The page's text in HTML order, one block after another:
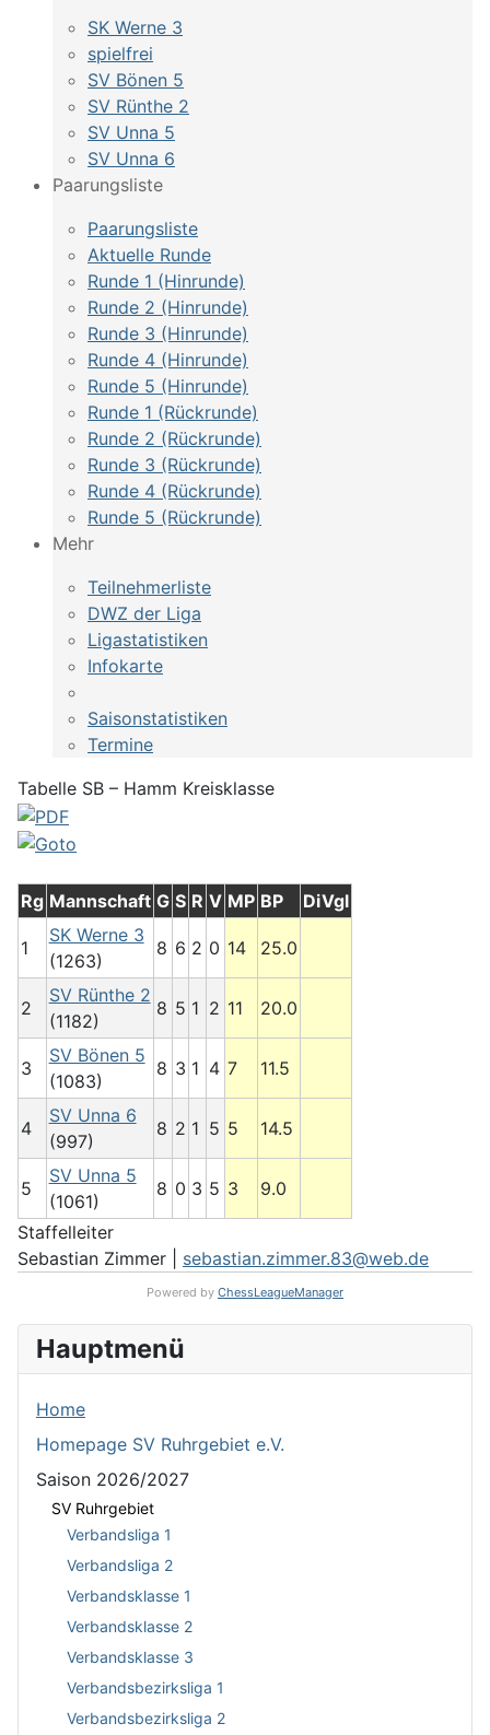
SK Werne 3
spielfrei
SV Bönen 5
SV Rünthe 2
SV Unna 5
SV Unna 6
Paarungsliste
Paarungsliste
Aktuelle Runde
Runde 1 (Hinrunde)
Runde 2 (Hinrunde)
Runde 3 (Hinrunde)
Runde 4 (Hinrunde)
Runde 5 (Hinrunde)
Runde 1 (Rückrunde)
Runde 2 (Rückrunde)
Runde 3 (Rückrunde)
Runde 4 (Rückrunde)
Runde 5 (Rückrunde)
Mehr
Teilnehmerliste
DWZ der Liga
Ligastatistiken
Infokarte
Saisonstatistiken
Termine
Tabelle SB – Hamm Kreisklasse
Rg Mannschaft G S R V MP BP DiVgl
1
SK Werne 3
(1263)
8 6 2 0 14 25.0
2
SV Rünthe 2
(1182)
8 5 1 2 11 20.0
3
SV Bönen 5
(1083)
8 3 1 4 7 11.5
4
SV Unna 6
(997)
8 2 1 5 5 14.5
5
SV Unna 5
(1061)
8 0 3 5 3
9.0
Staffelleiter
Sebastian Zimmer | sebastian.zimmer.83@web.de
Powered by ChessLeagueManager
Hauptmenü
Home
Homepage SV Ruhrgebiet e.V.
Saison 2026/2027
SV Ruhrgebiet
Verbandsliga 1
Verbandsliga 2
Verbandsklasse 1
Verbandsklasse 2
Verbandsklasse 3
Verbandsbezirksliga 1
Verbandsbezirksliga 2